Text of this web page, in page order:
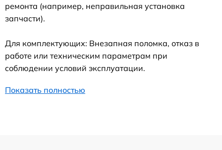
ремонта (например, неправильная установка
запчасти).
Для комплектующих: Внезапная поломка, отказ в
работе или техническим параметрам при
соблюдении условий эксплуатации.
Показать полностью